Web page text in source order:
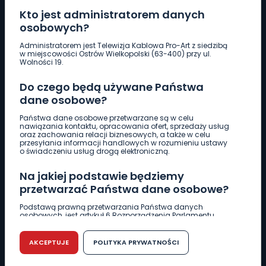
Kto jest administratorem danych
osobowych?
Administratorem jest Telewizja Kablowa Pro-Art z siedzibą
w miejscowości Ostrów Wielkopolski (63-400) przy ul.
Wolności 19.
Do czego będą używane Państwa
dane osobowe?
Państwa dane osobowe przetwarzane są w celu
nawiązania kontaktu, opracowania ofert, sprzedaży usług
oraz zachowania relacji biznesowych, a także w celu
przesyłania informacji handlowych w rozumieniu ustawy
o świadczeniu usług drogą elektroniczną.
Na jakiej podstawie będziemy
przetwarzać Państwa dane osobowe?
Podstawą prawną przetwarzania Państwa danych
osobowych, jest artykuł 6 Rozporządzenia Parlamentu
r. w sprawie ochrony osób fizycznych w związku z
przetwarzaniem danych osobowych w sprawie
swobodnego przepływu takich danych oraz uchylenia
dyrektywy 95/46/WE (RODO).
AKCEPTUJE POLITYKA PRYWATNOŚCI
Pobierz logotyp
661 997 997
REDAKCJA
62 735 22 22redakcja@wlkp24.info
DZIAŁ REKLAMY
62 735 01 85 reklama@wlkp24.info
WIADOMOŚCI
CIEKAWOSTKI